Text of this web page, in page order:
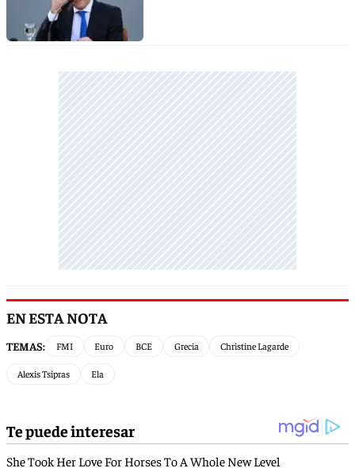
EN ESTA NOTA
TEMAS: FMI Euro BCE Grecia Christine Lagarde
Alexis Tsipras Ela